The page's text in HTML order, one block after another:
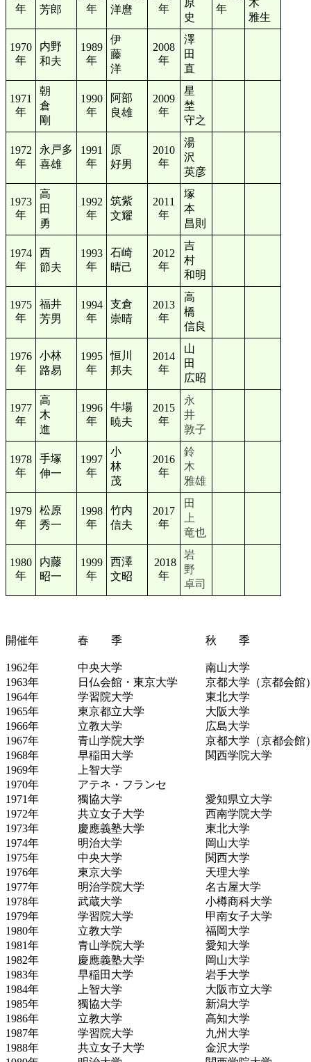
年
芳郎
年
洋麿
年
原
史
年
木
雅生
1970
年
内野
和夫
1989
年
伊
藤
洋
2008
年
澤
田
直
1971
年
朝
倉
剛
1990
年
阿部
良雄
2009
年
星
埜
守之
1972
年
永戸多
喜雄
1991
年
原
好男
2010
年
湯
沢
英彦
1973
年
高
田
勇
1992
年
筑紫
文耀
2011
年
塚
本
昌則
1974
年
西
節夫
1993
年
石崎
晴己
2012
年
吉
村
和明
1975
年
福井
芳男
1994
年
支倉
崇晴
2013
年
高
橋
信良
1976
年
小林
路易
1995
年
恒川
邦夫
2014
年
山
田
広昭
1977
年
高
木
進
1996
年
牛場
暁夫
2015
年
永
井
敦子
1978
年
手塚
伸一
1997
年
小
林
茂
2016
年
鈴
木
雅雄
1979
年
松原
秀一
1998
年
竹内
信夫
2017
年
田
上
竜也
1980
年
内藤
昭一
1999
年
西澤
文昭
2018
年
岩
野
卓司
開催年 春 季 秋 季
1962年 中央大学
南山大学
1963年 日仏会館・東京大学
京都大学（京都会館
1964年 学習院大学
東北大学
1965年 東京都立大学
大阪大学
1966年 立教大学
広島大学
1967年 青山学院大学
京都大学（京都会館
1968年 早稲田大学
関西学院大学
1969年
上智大学
1970年
アテネ・フランセ
1971年 獨協大学
愛知県立大学
1972年 共立女子大学
西南学院大学
1973年 慶應義塾大学
東北大学
1974年 明治大学
岡山大学
1975年 中央大学
関西大学
1976年 東京大学
天理大学
1977年 明治学院大学
名古屋大学
1978年 武蔵大学
小樽商科大学
1979年 学習院大学
甲南女子大学
1980年 立教大学
福岡大学
1981年 青山学院大学
愛知大学
1982年 慶應義塾大学
岡山大学
1983年 早稲田大学
岩手大学
1984年 上智大学
大阪市立大学
1985年 獨協大学
新潟大学
1986年 立教大学
高知大学
1987年 学習院大学
九州大学
1988年 共立女子大学
金沢大学